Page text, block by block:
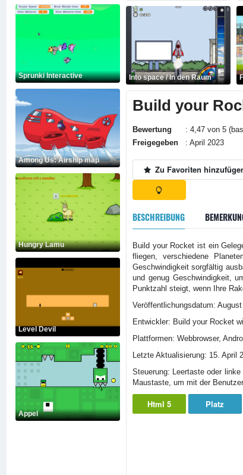
Sprunki Interactive
Among Us: Airship map
Hungry Lamu
Level Devil
Appel
Into space / In den Raum
Build your
Bewertung
: 4,47 von 5
Freigegeben
: April 2023
Zu Favoriten
BESCHREIBUNG
Build your Rocket ist ein
fliegen, verschiedene
Geschwindigkeit sorgfältig
und genug Geschwindigkeit,
Punktzahl steigt, wenn Ihre
Veröffentlichungsdatum:
Entwickler: Build your Rocket
Plattformen: Webbrowser,
Letzte Aktualisierung: 15. April
Steuerung: Leertaste oder
Maustaste, um mit der
Html 5 Platz